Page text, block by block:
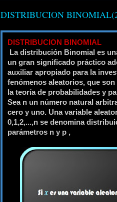
DISTRIBUCION
DISTRIBUCION BINOMIAL
La distribución Binomial es
un gran significado práctico
auxiliar apropiado para la
fenómenos aleatorios, que
la teoría de probabilidades y
Sea n un número natural
cero y uno. Una variable
0,1,2,...,n se denomina
parámetros n y p ,